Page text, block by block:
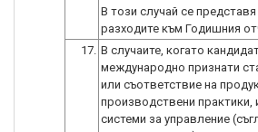
В този случай се
разходите към Годишния
17. В случаите, когато
международно признати
или съответствие на
производствени практики,
системи за управление